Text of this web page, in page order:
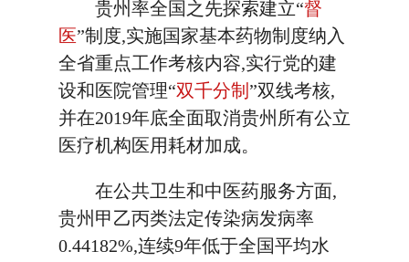
贵州率全国之先探索建立“督
医”制度,实施国家基本药物制度纳入
全省重点工作考核内容,实行党的建
设和医院管理“双千分制 ”双线考核,
并在2019年底全面取消贵州所有公立
医疗机构医用耗材加成。
在公共卫生和中医药服务方面,
贵州甲乙丙类法定传染病发病率
0.44182%,连续9年低于全国平均水